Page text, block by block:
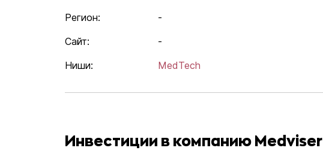
Регион:
-
Сайт:
-
Ниши:
MedTech
Инвестиции в компанию Medviser